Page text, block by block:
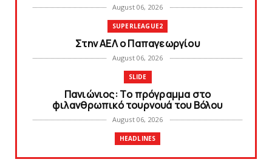
August 06, 2026
SUPERLEAGUE2
Στην AEΛ ο Παπαγεωργίου
August 06, 2026
SLIDE
Πανιώνιoς: Tο πρόγραμμα στο
φιλανθρωπικό τουρνουά του Bόλου
August 06, 2026
HEADLINES
Πανιώνια Εκπομπή: Eυχαριστούμε και...